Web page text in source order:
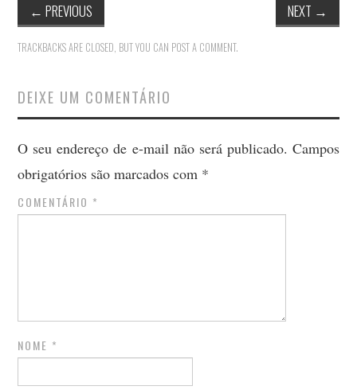
← PREVIOUS NEXT →
TRACKBACKS ARE CLOSED, BUT YOU CAN POST A COMMENT.
DEIXE UM COMENTÁRIO
O seu endereço de e-mail não será publicado. Campos
obrigatórios são marcados com *
COMENTÁRIO *
NOME *